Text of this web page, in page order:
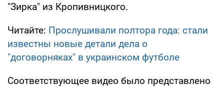
"Зирка" из Кропивницкого.
Читайте: Прослушивали полтора года: стали
известны новые детали дела о
"договорняках" в украинском футболе
Соответствующее видео было представлено